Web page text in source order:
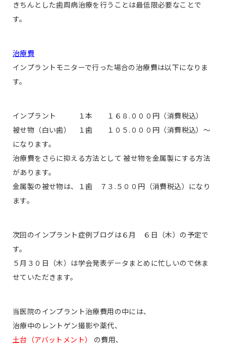
きちんとした歯周病治療を行うことは最低限必要なことで
す。
治療費
インプラントモニターで行った場合の治療費は以下になりま
す。
インプラント １本 １６８.０００円（消費税込）
被せ物（白い歯） １歯 １０５.０００円（消費税込）〜
になります。
治療費をさらに抑える方法として 被せ物を金属製にする方法
があります。
金属製の被せ物は、１歯 ７３.５００円（消費税込）になり
ます。
次回のインプラント症例ブログは６月 ６日（木）の予定で
す。
５月３０日（木）は学会発表データまとめに忙しいので休ま
せていただきます。
当医院のインプラント治療費用の中には、
治療中のレントゲン撮影や薬代、
土台（アバットメント）
の費用、